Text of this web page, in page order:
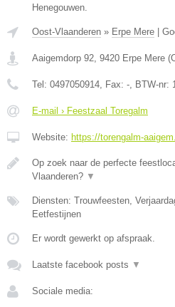
Henegouwen.
Oost-Vlaanderen » Erpe Mere
Aaigemdorp 92, 9420 Erpe Mere (
Tel: 0497050914, Fax: -, BTW-nr:
E-mail › Feestzaal Toregalm
Website: https://torengalm-
Op zoek naar de perfecte
Vlaanderen? ▼
Diensten: Trouwfeesten,
Eetfestijnen
Er wordt gewerkt op afspraak.
Laatste facebook posts ▼
Sociale media: